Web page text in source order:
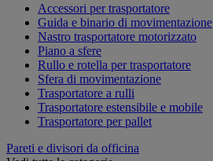
Accessori per trasportatore
Guida e binario di movimentazione
Nastro trasportatore motorizzato
Piano a sfere
Rullo e rotella per trasportatore
Sfera di movimentazione
Trasportatore a rulli
Trasportatore estensibile e mobile
Trasportatore per pallet
Pareti e divisori da officina